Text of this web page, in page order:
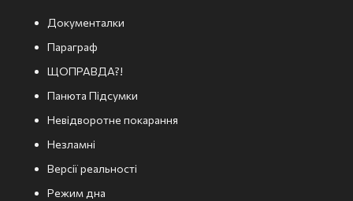
Документалки
Параграф
ЩОПРАВДА?!
Панюта Підсумки
Невідворотне покарання
Незламні
Версії реальності
Режим дна